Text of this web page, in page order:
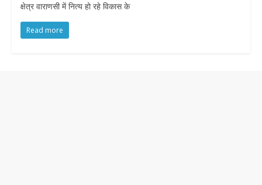
क्षेत्र वाराणसी में नित्य हो रहे विकास के
Read more